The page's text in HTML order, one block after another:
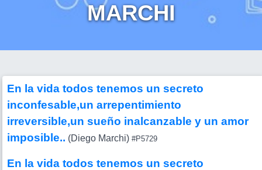
MARCHI
En la vida todos tenemos un secreto
inconfesable,un arrepentimiento
irreversible,un sueño inalcanzable y un amor
imposible.. (Diego Marchi) #P5729
En la vida todos tenemos un secreto